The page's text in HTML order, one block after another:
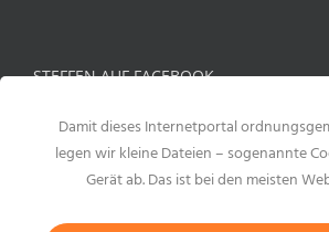
STEFFEN AUF FACEBOOK
Damit dieses Internetportal
legen wir kleine Dateien – sogenannte
Gerät ab. Das ist bei den meisten